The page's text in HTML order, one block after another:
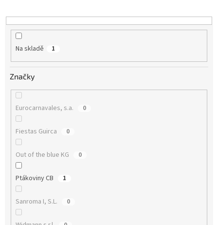
t
ů
Na skladě 1
Značky
Eurocarnavales, s.a. 0
Fiestas Guirca 0
Out of the blue KG 0
Ptákoviny CB 1
Sanroma I, S.L. 0